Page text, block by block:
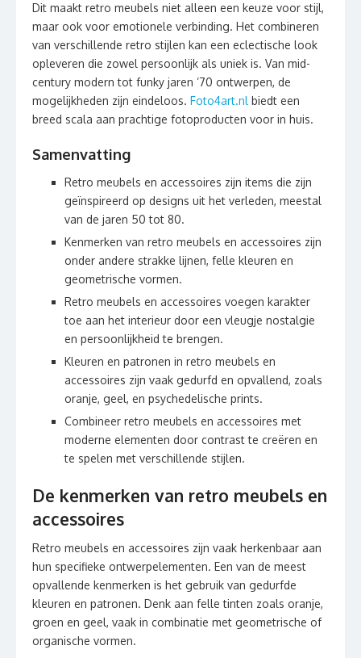
Dit maakt retro meubels niet alleen een keuze voor stijl,
maar ook voor emotionele verbinding. Het combineren
van verschillende retro stijlen kan een eclectische look
opleveren die zowel persoonlijk als uniek is. Van mid-
century modern tot funky jaren ’70 ontwerpen, de
mogelijkheden zijn eindeloos. Foto4art.nl biedt een
breed scala aan prachtige fotoproducten voor in huis.
Samenvatting
Retro meubels en accessoires zijn items die zijn
geïnspireerd op designs uit het verleden, meestal
van de jaren 50 tot 80.
Kenmerken van retro meubels en accessoires zijn
onder andere strakke lijnen, felle kleuren en
geometrische vormen.
Retro meubels en accessoires voegen karakter
toe aan het interieur door een vleugje nostalgie
en persoonlijkheid te brengen.
Kleuren en patronen in retro meubels en
accessoires zijn vaak gedurfd en opvallend, zoals
oranje, geel, en psychedelische prints.
Combineer retro meubels en accessoires met
moderne elementen door contrast te creëren en
te spelen met verschillende stijlen.
De kenmerken van retro meubels en
accessoires
Retro meubels en accessoires zijn vaak herkenbaar aan
hun specifieke ontwerpelementen. Een van de meest
opvallende kenmerken is het gebruik van gedurfde
kleuren en patronen. Denk aan felle tinten zoals oranje,
groen en geel, vaak in combinatie met geometrische of
organische vormen.